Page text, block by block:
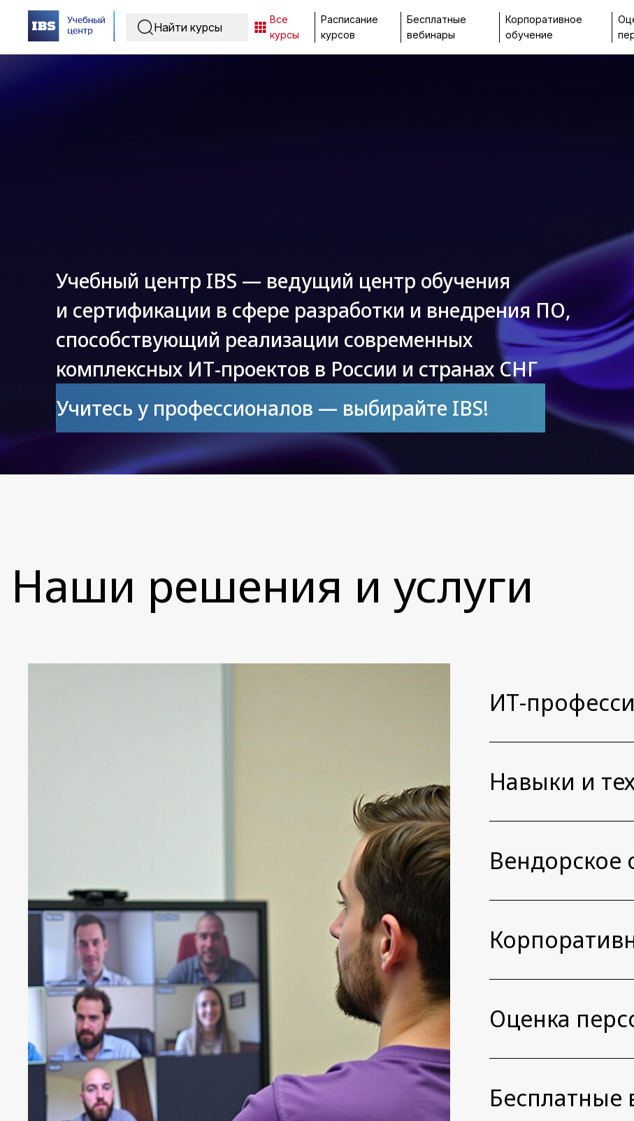
Все
курсы
Расписание
курсов
Бесплатные
вебинары
Корпоративное
обучение
Учебный центр IBS — ведущий центр обучения
и сертификации в сфере разработки и внедрения ПО,
способствующий реализации современных
комплексных ИТ-проектов в России и странах СНГ
Учитесь у профессионалов — выбирайте IBS!
Наши решения и услуги
ИТ-
Навыки и
Вендорское
Оценка
Бесплатные